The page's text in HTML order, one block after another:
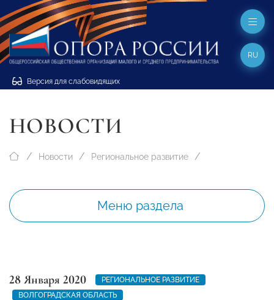
Версия для слабовидящих
RU
НОВОСТИ
Новости Региональное развитие
Меню раздела
28 Января 2020
РЕГИОНАЛЬНОЕ РАЗВИТИЕ
ВОЛГОГРАДСКАЯ ОБЛАСТЬ